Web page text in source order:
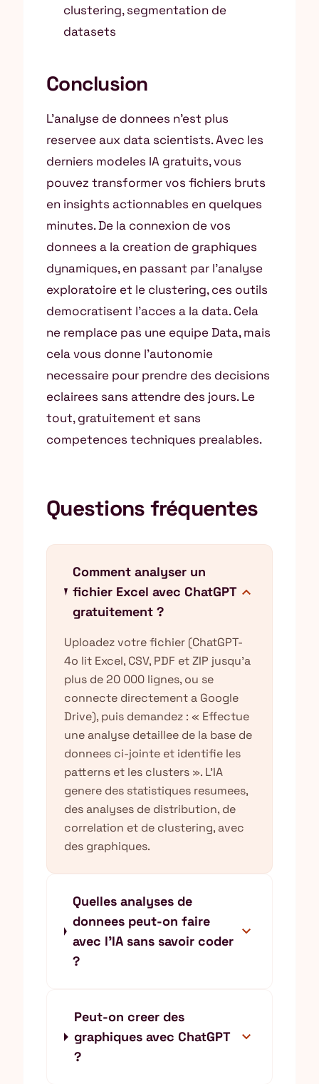
clustering, segmentation de
datasets
Conclusion
L’analyse de donnees n’est plus
reservee aux data scientists. Avec les
derniers modeles IA gratuits, vous
pouvez transformer vos fichiers bruts
en insights actionnables en quelques
minutes. De la connexion de vos
donnees a la creation de graphiques
dynamiques, en passant par l’analyse
exploratoire et le clustering, ces outils
democratisent l’acces a la data. Cela
ne remplace pas une equipe Data, mais
cela vous donne l’autonomie
necessaire pour prendre des decisions
eclairees sans attendre des jours. Le
tout, gratuitement et sans
competences techniques prealables.
Questions fréquentes
Comment analyser un
fichier Excel avec ChatGPT
gratuitement ?
expand_more
Uploadez votre fichier (ChatGPT-
4o lit Excel, CSV, PDF et ZIP jusqu'a
plus de 20 000 lignes, ou se
connecte directement a Google
Drive), puis demandez : « Effectue
une analyse detaillee de la base de
donnees ci-jointe et identifie les
patterns et les clusters ». L'IA
genere des statistiques resumees,
des analyses de distribution, de
correlation et de clustering, avec
des graphiques.
Quelles analyses de
donnees peut-on faire
avec l'IA sans savoir coder
?
expand_more
Peut-on creer des
graphiques avec ChatGPT
?
expand_more